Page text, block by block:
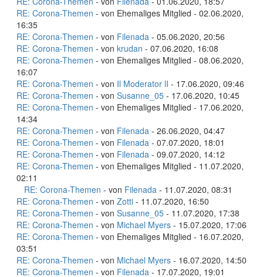
RE: Corona-Themen - von Ehemaliges Mitglied - 02.06.2020,
16:35
RE: Corona-Themen - von Filenada - 05.06.2020, 20:56
RE: Corona-Themen - von krudan - 07.06.2020, 16:08
RE: Corona-Themen - von Ehemaliges Mitglied - 08.06.2020,
16:07
RE: Corona-Themen - von Il Moderator lI - 17.06.2020, 09:46
RE: Corona-Themen - von Susanne_05 - 17.06.2020, 10:45
RE: Corona-Themen - von Ehemaliges Mitglied - 17.06.2020,
14:34
RE: Corona-Themen - von Filenada - 26.06.2020, 04:47
RE: Corona-Themen - von Filenada - 07.07.2020, 18:01
RE: Corona-Themen - von Filenada - 09.07.2020, 14:12
RE: Corona-Themen - von Ehemaliges Mitglied - 11.07.2020,
02:11
RE: Corona-Themen - von Filenada - 11.07.2020, 08:31
RE: Corona-Themen - von Zotti - 11.07.2020, 16:50
RE: Corona-Themen - von Susanne_05 - 11.07.2020, 17:38
RE: Corona-Themen - von Michael Myers - 15.07.2020, 17:06
RE: Corona-Themen - von Ehemaliges Mitglied - 16.07.2020,
03:51
RE: Corona-Themen - von Michael Myers - 16.07.2020, 14:50
RE: Corona-Themen - von Filenada - 17.07.2020, 19:01